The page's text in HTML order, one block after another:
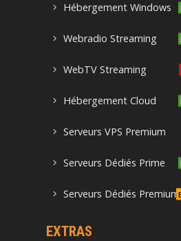
Hébergement Windows
Webradio Streaming
WebTV Streaming
Hébergement Cloud
Serveurs VPS Premium
Serveurs Dédiés Prime
Serveurs Dédiés Premium
EXTRAS